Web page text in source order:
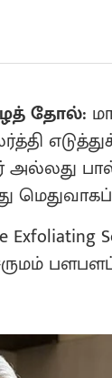
தோல்:
அல்லது